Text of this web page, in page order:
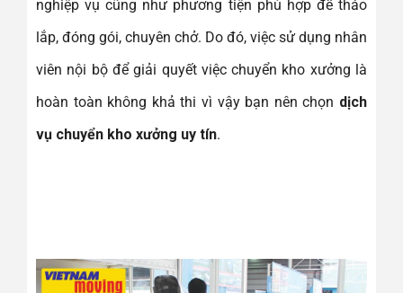
nghiệp vụ cũng như phương tiện phù hợp để tháo
lắp, đóng gói, chuyên chở. Do đó, việc sử dụng nhân
viên nội bộ để giải quyết việc chuyển kho xưởng là
hoàn toàn không khả thi vì vậy bạn nên chọn dịch
vụ chuyển kho xưởng uy tín.